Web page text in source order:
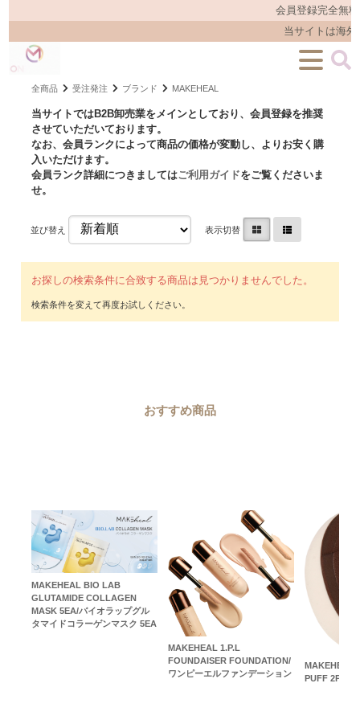
会員登録完全無
当サイトは海
全商品 受注発注 ブランド MAKEHEAL
当サイトではB2B卸売業をメインとしており、会員登録を推奨
させていただいております。
なお、会員ランクによって商品の価格が変動し、よりお安く購
入いただけます。
会員ランク詳細につきましてはご利用ガイドをご覧くださいま
せ。
並び替え 表示切替
お探しの検索条件に合致する商品は見つかりませんでした。
おすすめ商品
MAKEHEAL BIO LAB
GLUTAMIDE COLLAGEN
MASK 5EA/バイオラップグル
タマイドコラーゲンマスク 5EA
MAKEHEAL 1.P.L
FOUNDAISER FOUNDATION/
ワンピーエルファンデーション
MAKEHEAL
PUFF 2P/ミ